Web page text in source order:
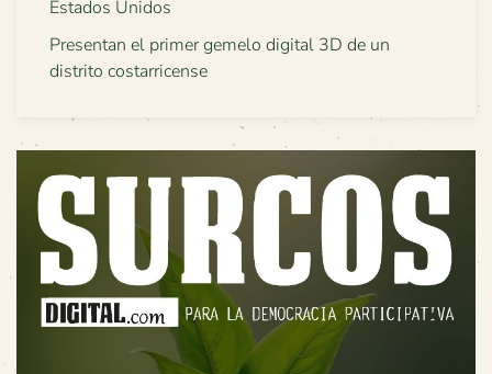
Estados Unidos
Presentan el primer gemelo digital 3D de un
distrito costarricense